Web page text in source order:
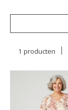
1 producten